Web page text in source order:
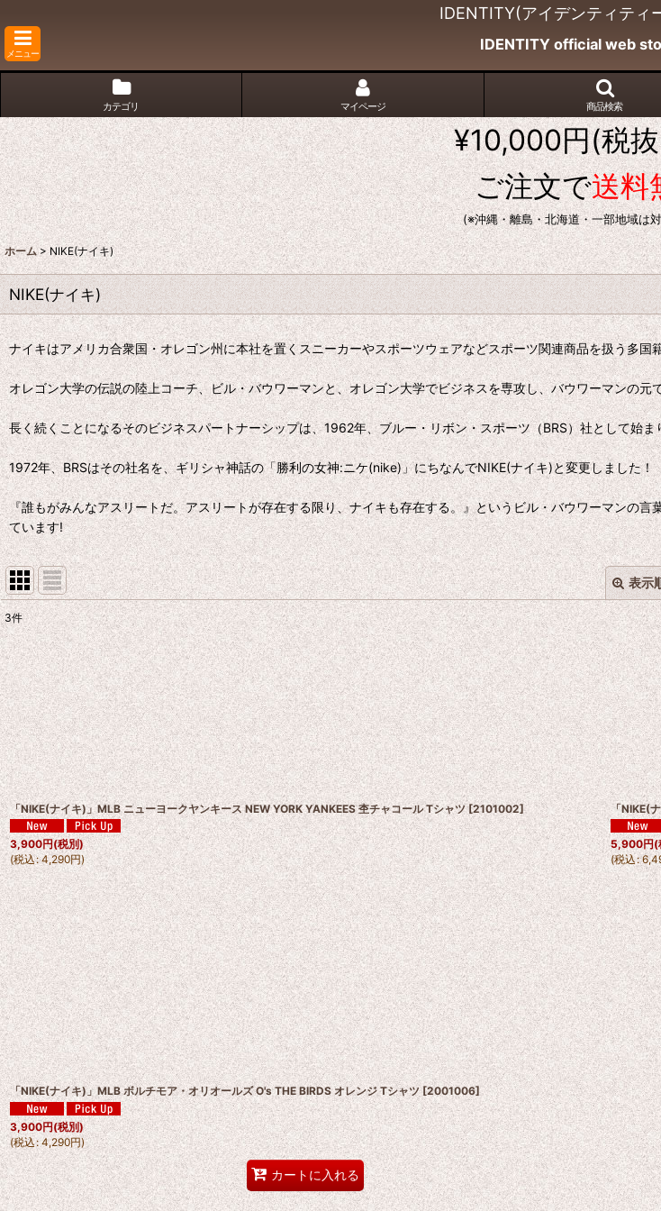
IDENTITY(アイデンティティ
メニュー
IDENTITY official web
カテゴリ マイページ 商品検索
¥10,000円(税
ご注文で送料
(※沖縄・離島・北海道・一部地域は
ホーム > NIKE(ナイキ)
NIKE(ナイキ)
ナイキはアメリカ合衆国・オレゴン州に本社を置くスニーカーやスポーツウェアなどスポーツ関連商品を扱う多国
オレゴン大学の伝説の陸上コーチ、ビル・バウワーマンと、オレゴン大学でビジネスを専攻し、バウワーマンの
長く続くことになるそのビジネスパートナーシップは、1962年、ブルー・リボン・スポーツ（BRS）社として始
1972年、BRSはその社名を、ギリシャ神話の「勝利の女神:ニケ(nike)」にちなんでNIKE(ナイキ)と変更しました！
『誰もがみんなアスリートだ。アスリートが存在する限り、ナイキも存在する。』というビル・バウワーマンの
ています!
表示
表示数:
並び順:
絞り込む
3件
「NIKE(ナイキ)」MLB ニューヨークヤンキース NEW YORK YANKEES 杢チャコール Tシャツ [2101002]
3,900円(税別)
(税込: 4,290円)
「NIKE(
5,900円(
(税込:
「NIKE(ナイキ)」MLB ボルチモア・オリオールズ O's THE BIRDS オレンジ Tシャツ [2001006]
3,900円(税別)
(税込: 4,290円)
カートに入れる